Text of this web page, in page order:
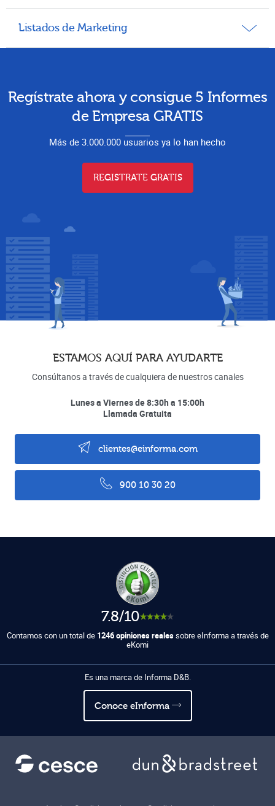
Listados de Marketing
Regístrate ahora y consigue 5 Informes
de Empresa GRATIS
Más de 3.000.000 usuarios ya lo han hecho
REGISTRATE GRATIS
ESTAMOS AQUÍ PARA AYUDARTE
Consúltanos a través de cualquiera de nuestros canales
Lunes a Viernes de 8:30h a 15:00h
Llamada Gratuita
clientes@einforma.com
900 10 30 20
7.8/10
Contamos con un total de 1246 opiniones realessobre eInforma a través de
eKomi
Es una marca de Informa D&B.
Conoce eInforma